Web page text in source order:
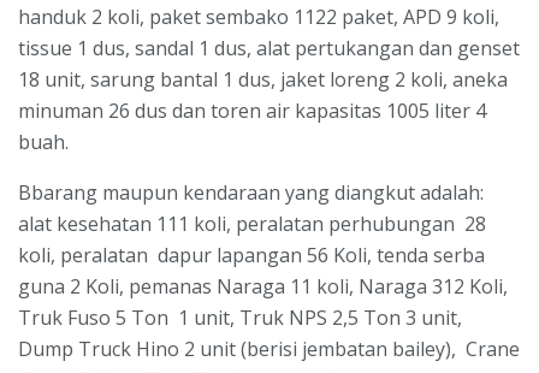
handuk 2 koli, paket sembako 1122 paket, APD 9 koli,
tissue 1 dus, sandal 1 dus, alat pertukangan dan genset
18 unit, sarung bantal 1 dus, jaket loreng 2 koli, aneka
minuman 26 dus dan toren air kapasitas 1005 liter 4
buah.
Bbarang maupun kendaraan yang diangkut adalah:
alat kesehatan 111 koli, peralatan perhubungan 28
koli, peralatan dapur lapangan 56 Koli, tenda serba
guna 2 Koli, pemanas Naraga 11 koli, Naraga 312 Koli,
Truk Fuso 5 Ton 1 unit, Truk NPS 2,5 Ton 3 unit,
Dump Truck Hino 2 unit (berisi jembatan bailey), Crane